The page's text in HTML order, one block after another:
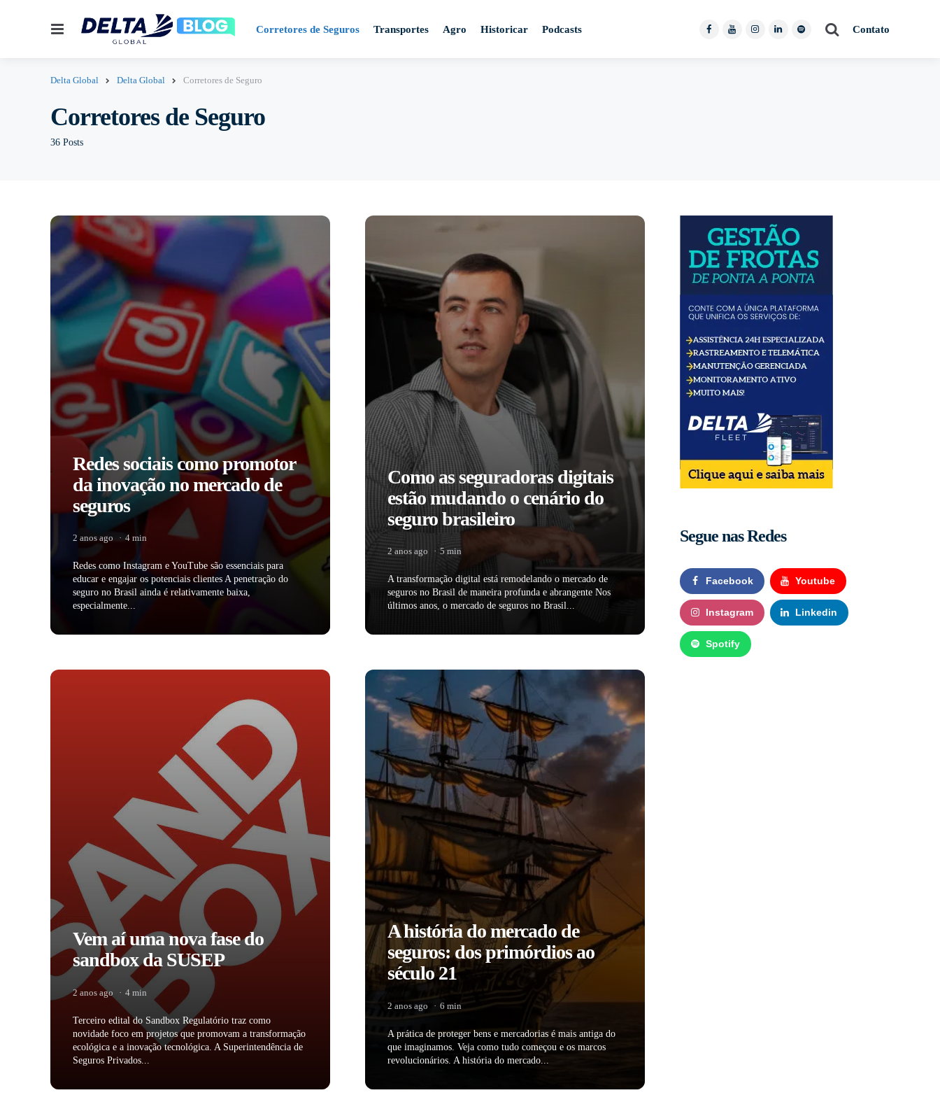
Menu Corretores de Seguros Transportes Agro Historicar Podcasts Pesquisar
Contato
Delta Global Delta Global Corretores de Seguro
36 Posts
Corretores de Seguro
Redes sociais como promotor
da inovação no mercado de
seguros
2 anos ago 4 min
Redes como Instagram e YouTube são essenciais para
educar e engajar os potenciais clientes A penetração do
seguro no Brasil ainda é relativamente baixa,
especialmente...
Como as seguradoras digitais
estão mudando o cenário do
seguro brasileiro
2 anos ago 5 min
A transformação digital está remodelando o mercado de
seguros no Brasil de maneira profunda e abrangente Nos
últimos anos, o mercado de seguros no Brasil...
Vem aí uma nova fase do
sandbox da SUSEP
2 anos ago 4 min
Terceiro edital do Sandbox Regulatório traz como
novidade foco em projetos que promovam a transformação
ecológica e a inovação tecnológica. A Superintendência de
Seguros Privados...
A história do mercado de
seguros: dos primórdios ao
século 21
2 anos ago 6 min
A prática de proteger bens e mercadorias é mais antiga do
que imaginamos. Veja como tudo começou e os marcos
revolucionários. A história do mercado...
Segue nas Redes
Facebook Youtube
Instagram Linkedin
Spotify